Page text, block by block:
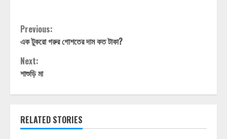
Continue
Reading
Previous:
এক টুকরো গরুর গোশতের দাম কত টাকা?
Next:
শাশুড়ি মা
RELATED STORIES